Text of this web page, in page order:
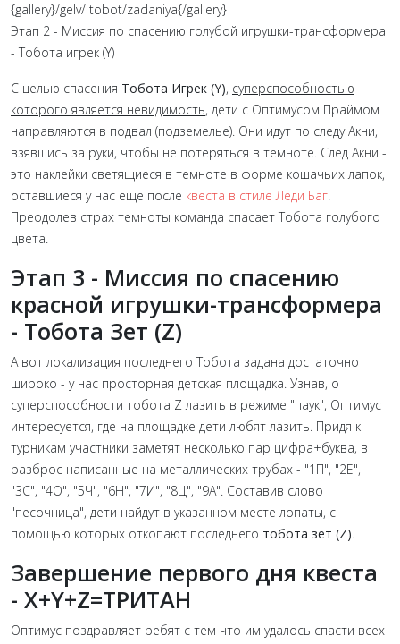
{gallery}/gelv/ tobot/zadaniya{/gallery}
Этап 2 - Миссия по спасению голубой игрушки-трансформера
- Тобота игрек (Y)
С целью спасения Тобота Игрек (Y), суперспособностью
которого является невидимость, дети с Оптимусом Праймом
направляются в подвал (подземелье). Они идут по следу Акни,
взявшись за руки, чтобы не потеряться в темноте. След Акни -
это наклейки светящиеся в темноте в форме кошачьих лапок,
оставшиеся у нас ещё после квеста в стиле Леди Баг.
Преодолев страх темноты команда спасает Тобота голубого
цвета.
Этап 3 - Миссия по спасению
красной игрушки-трансформера
- Тобота Зет (Z)
А вот локализация последнего Тобота задана достаточно
широко - у нас просторная детская площадка. Узнав, о
суперспособности тобота Z лазить в режиме "паук", Оптимус
интересуется, где на площадке дети любят лазить. Придя к
турникам участники заметят несколько пар цифра+буква, в
разброс написанные на металлических трубах - "1П", "2Е",
"3С", "4О", "5Ч", "6Н", "7И", "8Ц", "9А". Составив слово
"песочница", дети найдут в указанном месте лопаты, с
помощью которых откопают последнего тобота зет (Z).
Завершение первого дня квеста
- Х+Y+Z=ТРИТАН
Оптимус поздравляет ребят с тем что им удалось спасти всех